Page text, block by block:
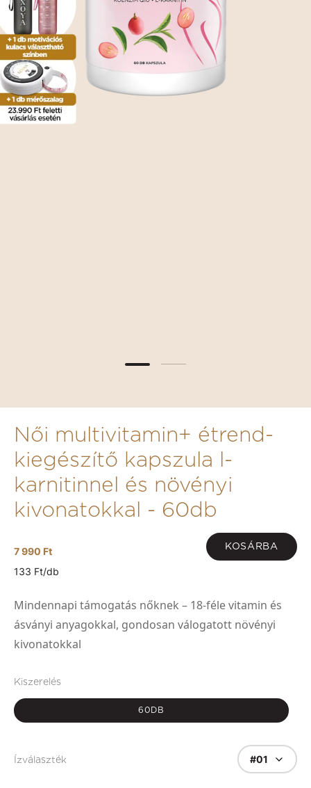
Női multivitamin+ étrend-
kiegészítő kapszula l-
karnitinnel és növényi
kivonatokkal - 60db
7 990 Ft KOSÁRBA
133 Ft/db
Mindennapi támogatás nőknek – 18-féle vitamin és
ásványi anyagokkal, gondosan válogatott növényi
kivonatokkal
Kiszerelés
60DB
Ízválaszték #01